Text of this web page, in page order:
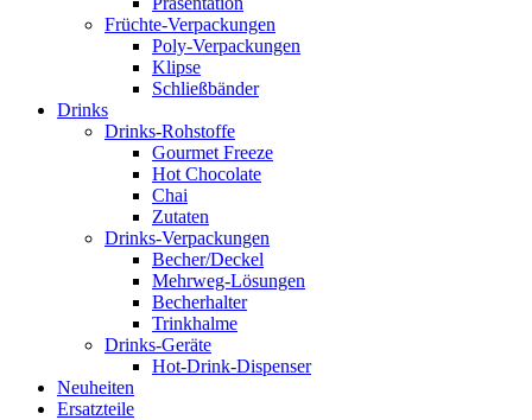
Früchte-Verpackungen
Poly-Verpackungen
Klipse
Schließbänder
Drinks
Drinks-Rohstoffe
Gourmet Freeze
Hot Chocolate
Chai
Zutaten
Drinks-Verpackungen
Becher/Deckel
Mehrweg-Lösungen
Becherhalter
Trinkhalme
Drinks-Geräte
Hot-Drink-Dispenser
Neuheiten
Ersatzteile